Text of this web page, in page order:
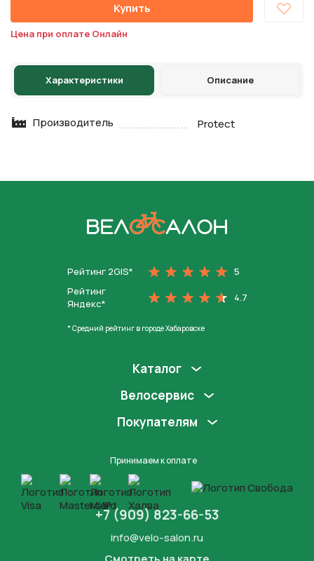
Купить
Цена при оплате Онлайн
Характеристики Описание
Производитель Protect
Рейтинг 2GIS*
5
Рейтинг
Яндекс*
4.7
* Средний рейтинг в городе Хабаровске
Каталог
Велосервис
Покупателям
Принимаем к оплате
+7 (909) 823-66-53
info@velo-salon.ru